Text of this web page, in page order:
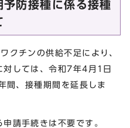
防接種に係る接種
クチンの供給不足により、
対しては、令和7年4月1日
間、接種期間を延長しま
請手続きは不要です。